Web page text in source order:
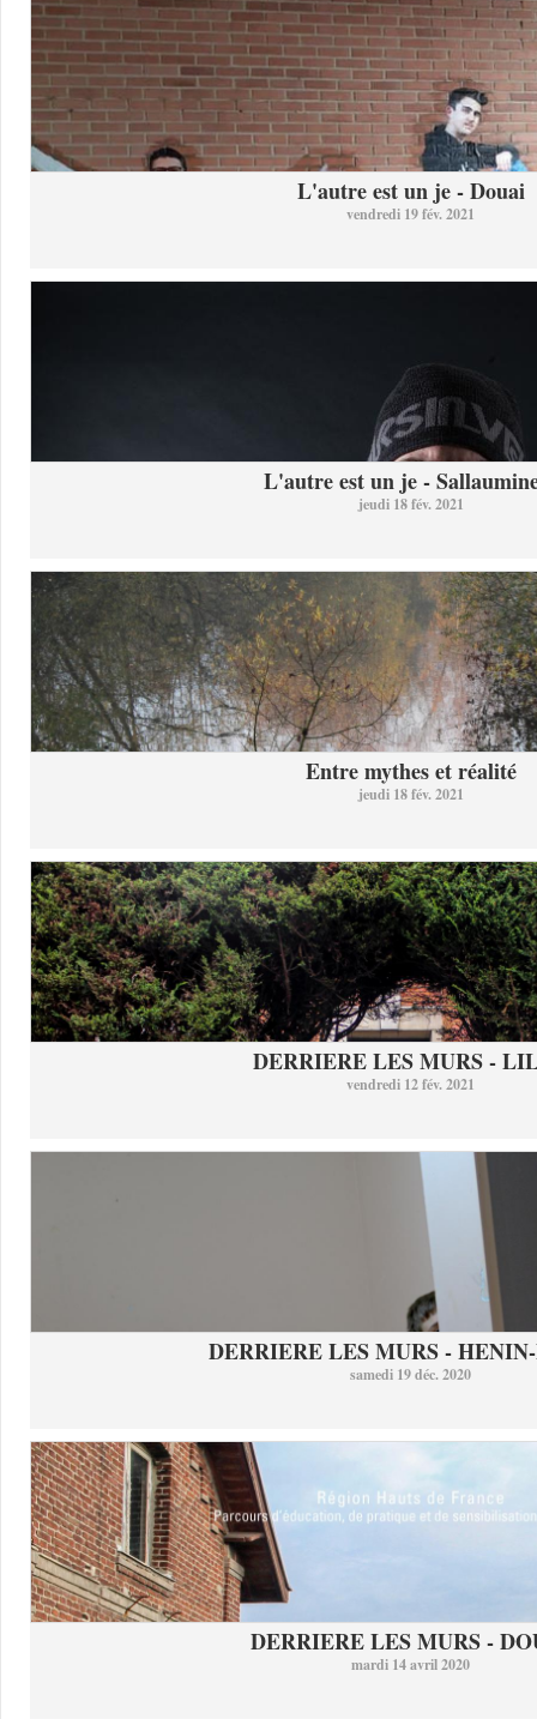
L'autre est un je - Douai
vendredi 19 fév. 2021
L'autre est un je -
jeudi 18 fév. 2021
Entre mythes et réalité
jeudi 18 fév. 2021
DERRIERE LES MURS -
vendredi 12 fév. 2021
DERRIERE LES MURS -
samedi 19 déc. 2020
DERRIERE LES MURS -
mardi 14 avril 2020